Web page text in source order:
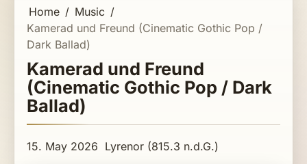
Home
Music
Kamerad und Freund (Cinematic Gothic Pop /
Dark Ballad)
Kamerad und Freund
(Cinematic Gothic Pop / Dark
Ballad)
15. May 2026 Lyrenor (815.3 n.d.G.)